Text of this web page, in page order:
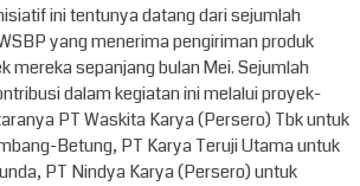
ini tentunya datang dari sejumlah
yang menerima pengiriman produk
mereka sepanjang bulan Mei. Sejumlah
dalam kegiatan ini melalui proyek-
PT Waskita Karya (Persero) Tbk untuk
Betung, PT Karya Teruji Utama untuk
PT Nindya Karya (Persero) untuk